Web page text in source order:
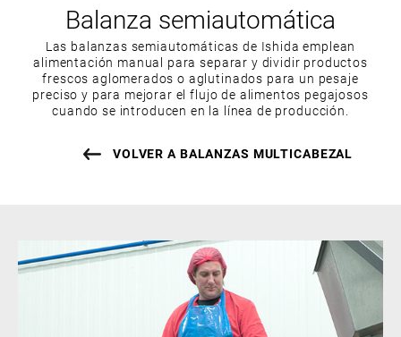
Balanza semiautomática
Las balanzas semiautomáticas de Ishida emplean
alimentación manual para separar y dividir productos
frescos aglomerados o aglutinados para un pesaje
preciso y para mejorar el flujo de alimentos pegajosos
cuando se introducen en la línea de producción.
VOLVER A BALANZAS MULTICABEZAL